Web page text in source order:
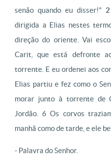
senão quando eu disser!" 2
dirigida a Elias nestes
direção do oriente. Vai
Carit, que está defronte
torrente. E eu ordenei aos
Elias partiu e fez como o
morar junto à torrente de
Jordão. 6 Os corvos
manhã como de tarde, e ele
- Palavra do Senhor.